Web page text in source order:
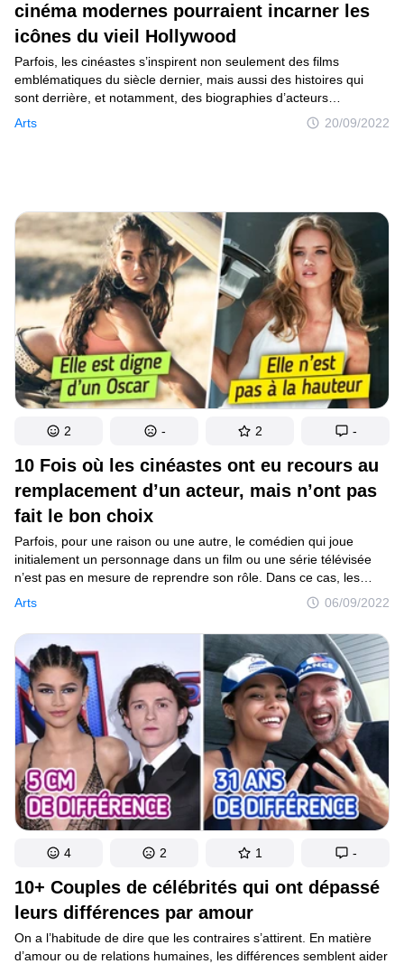
cinéma modernes pourraient incarner les
icônes du vieil Hollywood
Arts 20/09/2022
Parfois, les cinéastes s’inspirent non seulement des films
emblématiques du siècle dernier, mais aussi des histoires qui
sont derrière, et notamment, des biographies d’acteurs
et d’actrices légendaires. Il n’est donc pas rare de voir sortir des
films retraçant la vie d’une célébrité de l’époque révolue.
10 Fois où les cinéastes ont eu recours au
remplacement d’un acteur, mais n’ont pas
fait le bon choix
Arts 06/09/2022
Parfois, pour une raison ou une autre, le comédien qui joue
initialement un personnage dans un film ou une série télévisée
n’est pas en mesure de reprendre son rôle. Dans ce cas, les
réalisateurs ont la tâche difficile de remplacer l’acteur déjà adoré
par le public ou d’introduire un nouveau personnage, tout cela
à leurs risques et périls.
2 - 2 -
10+ Couples de célébrités qui ont dépassé
leurs différences par amour
On a l’habitude de dire que les contraires s’attirent. En matière
d’amour ou de relations humaines, les différences semblent aider
4 2 1 -